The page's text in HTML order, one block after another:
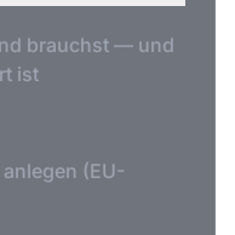
brauchst — und
ist
(EU-